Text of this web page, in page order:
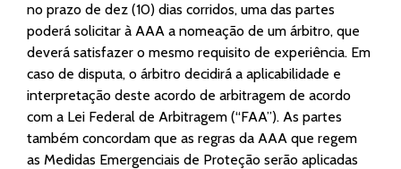
no prazo de dez (10) dias corridos, uma das partes
poderá solicitar à AAA a nomeação de um árbitro, que
deverá satisfazer o mesmo requisito de experiência. Em
caso de disputa, o árbitro decidirá a aplicabilidade e
interpretação deste acordo de arbitragem de acordo
com a Lei Federal de Arbitragem (“FAA”). As partes
também concordam que as regras da AAA que regem
as Medidas Emergenciais de Proteção serão aplicadas